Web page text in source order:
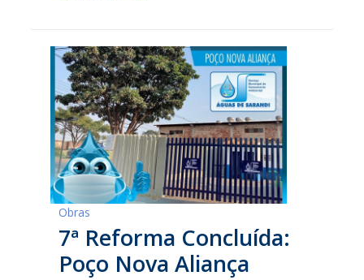
Obras
7ª Reforma Concluída:
Poço Nova Aliança